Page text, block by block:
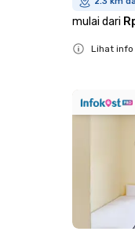
mulai dari
Lihat info